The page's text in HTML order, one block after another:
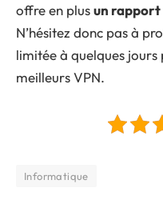
offre en plusun rapport
N’hésitez donc pas à
limitée à quelques jours
meilleurs VPN.
Informatique